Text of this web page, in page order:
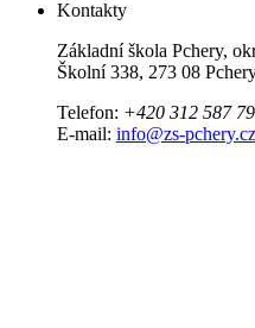
Kontakty
Základní škola Pchery,
Školní 338, 273 08
Telefon: +420 312 587
E-mail: info@zs-pchery.cz